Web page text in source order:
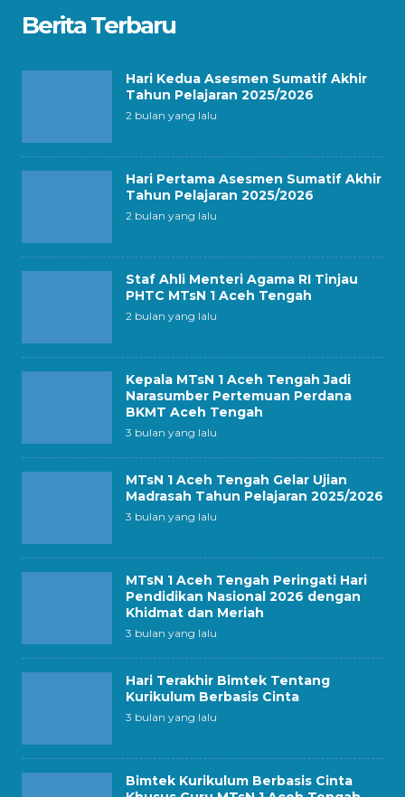
Berita Terbaru
Hari Kedua Asesmen Sumatif Akhir
Tahun Pelajaran 2025/2026
2 bulan yang lalu
Hari Pertama Asesmen Sumatif Akhir
Tahun Pelajaran 2025/2026
2 bulan yang lalu
Staf Ahli Menteri Agama RI Tinjau
PHTC MTsN 1 Aceh Tengah
2 bulan yang lalu
Kepala MTsN 1 Aceh Tengah Jadi
Narasumber Pertemuan Perdana
BKMT Aceh Tengah
3 bulan yang lalu
MTsN 1 Aceh Tengah Gelar Ujian
Madrasah Tahun Pelajaran 2025/2026
3 bulan yang lalu
MTsN 1 Aceh Tengah Peringati Hari
Pendidikan Nasional 2026 dengan
Khidmat dan Meriah
3 bulan yang lalu
Hari Terakhir Bimtek Tentang
Kurikulum Berbasis Cinta
3 bulan yang lalu
Bimtek Kurikulum Berbasis Cinta